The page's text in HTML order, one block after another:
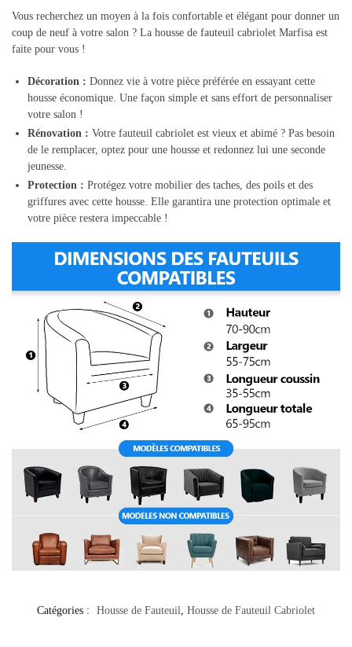
Vous recherchez un moyen à la fois confortable et élégant pour donner un
coup de neuf à votre salon ? La housse de fauteuil cabriolet Marfisa est
faite pour vous !
Décoration : Donnez vie à votre pièce préférée en essayant cette
housse économique. Une façon simple et sans effort de personnaliser
votre salon !
Rénovation : Votre fauteuil cabriolet est vieux et abimé ? Pas besoin
de le remplacer, optez pour une housse et redonnez lui une seconde
jeunesse.
Protection : Protégez votre mobilier des taches, des poils et des
griffures avec cette housse. Elle garantira une protection optimale et
votre pièce restera impeccable !
Catégories : Housse de Fauteuil Housse de Fauteuil Cabriolet